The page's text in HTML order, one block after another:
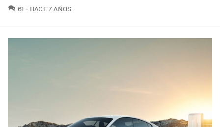
61 COMENTARIOS
HACE 7 AÑOS